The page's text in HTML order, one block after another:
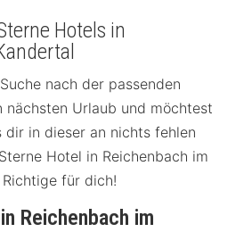
Hotels in
nach der passenden
Urlaub und möchtest
dir in dieser an nichts fehlen
Hotel in Reichenbach im
für dich!
Reichenbach im